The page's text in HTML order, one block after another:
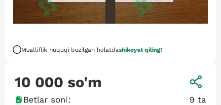
Mualliflik huquqi buzilgan holatdashikoyat qiling!
10 000 so'm
Betlar soni: 9 ta